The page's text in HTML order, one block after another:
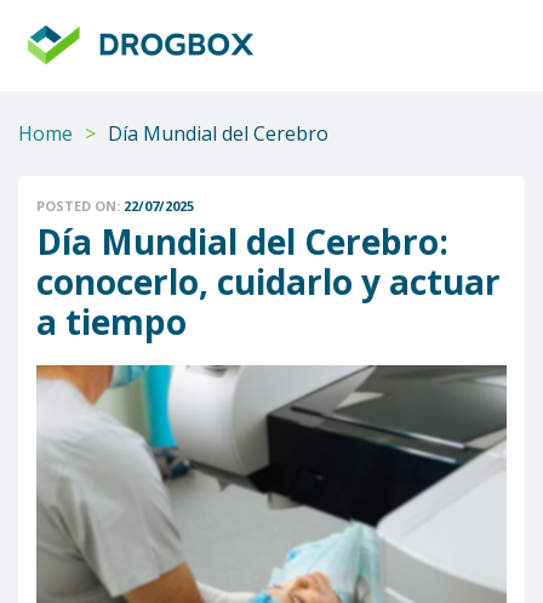
Home > Día Mundial del Cerebro
POSTED ON: 22/07/2025
Día Mundial del Cerebro:
conocerlo, cuidarlo y actuar
a tiempo